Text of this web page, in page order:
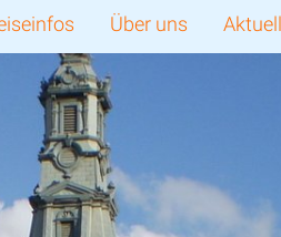
Über uns